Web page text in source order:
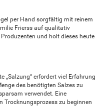
per Hand sorgfältig mit reinem
Frierss auf qualitativ
und holt dieses heute
„Salzung“ erfordert viel Erfahrung
des benötigten Salzes zu
verwendet. Eine
Trocknungsprozess zu beginnen